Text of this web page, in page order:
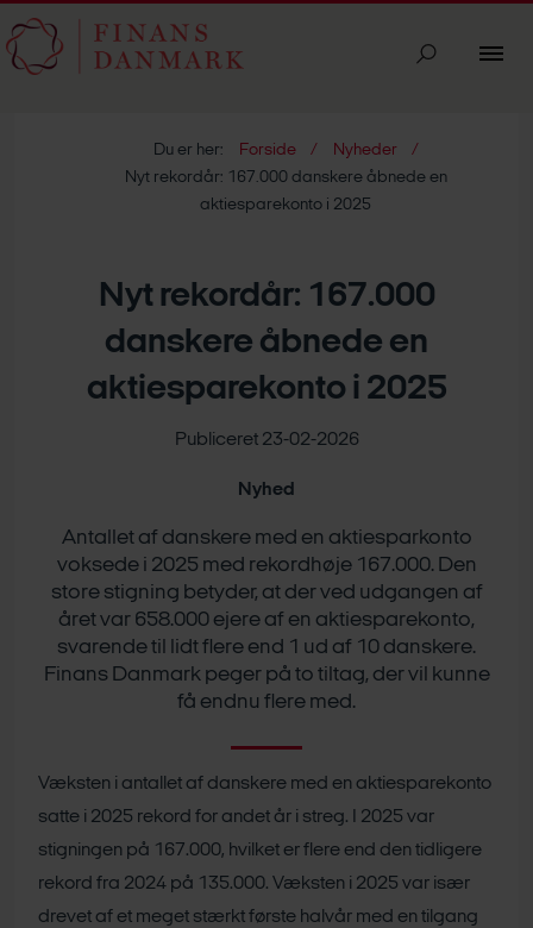
Du er her: Forside
Nyheder
Nyt rekordår: 167.000 danskere åbnede en
aktiesparekonto i 2025
Nyt rekordår: 167.000
danskere åbnede en
aktiesparekonto i 2025
Publiceret 23-02-2026
Nyhed
Antallet af danskere med en aktiesparkonto
voksede i 2025 med rekordhøje 167.000. Den
store stigning betyder, at der ved udgangen af
året var 658.000 ejere af en aktiesparekonto,
svarende til lidt flere end 1 ud af 10 danskere.
Finans Danmark peger på to tiltag, der vil kunne
få endnu flere med.
Væksten i antallet af danskere med en aktiesparekonto
satte i 2025 rekord for andet år i streg. I 2025 var
stigningen på 167.000, hvilket er flere end den tidligere
rekord fra 2024 på 135.000. Væksten i 2025 var især
drevet af et meget stærkt første halvår med en tilgang